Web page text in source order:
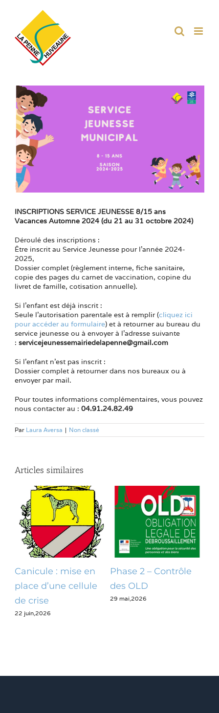
Voir
l'image
agrandie
INSCRIPTIONS SERVICE JEUNESSE 8/15 ans
Vacances Automne 2024 (du 21 au 31 octobre 2024)
Déroulé des inscriptions :
Être inscrit au Service Jeunesse pour l’année 2024-
2025,
Dossier complet (règlement interne, fiche sanitaire,
copie des pages du carnet de vaccination, copine du
livret de famille, cotisation annuelle).
Si l’enfant est déjà inscrit :
Seule l’autorisation parentale est à remplir (cliquez ici
pour accéder au formulaire) et à retourner au bureau du
service jeunesse ou à envoyer à l’adresse suivante
: servicejeunessemairiedelapenne@gmail.com
Si l’enfant n’est pas inscrit :
Dossier complet à retourner dans nos bureaux ou à
envoyer par mail.
Pour toutes informations complémentaires, vous pouvez
nous contacter au : 04.91.24.82.49
Par Laura Aversa | Non classé
Articles similaires
Canicule : mise en
place d’une cellule
de crise
22 juin,2026
Phase 2 – Contrôle
des OLD
29 mai,2026